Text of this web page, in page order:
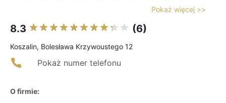
Pokaż więcej >>
8.3 (6)
Koszalin, Bolesława Krzywoustego 12
Pokaż numer telefonu
O firmie: